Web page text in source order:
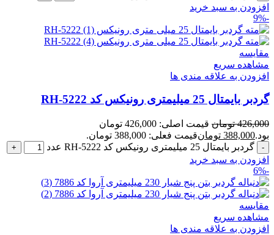
افزودن به سبد خرید
-9%
مقایسه
مشاهده سریع
افزودن به علاقه مندی ها
گردبر بایمتال 25 میلیمتری رونیکس کد RH-5222
426,000 تومان
قیمت اصلی: 426,000 تومان
بود.388,000 تومانقیمت فعلی: 388,000 تومان.
گردبر بایمتال 25 میلیمتری رونیکس کد RH-5222 عدد
افزودن به سبد خرید
-6%
مقایسه
مشاهده سریع
افزودن به علاقه مندی ها